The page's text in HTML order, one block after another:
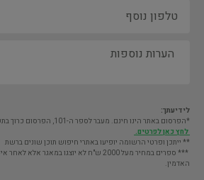
לידיעתך:
*הפרסום באתר הינו חינם. מעבר לספר ה-101, הפרסום כרוך בתשלום שנתי
לחץ כאן לפרטים.
** ייתכן ופרטי הרשומה יופיעו באתרי חיפוש תוכן שונים ברשת
*** ספרים במחיר מעל 2000 ש"ח לא יוצגו במאגר אלא לאחר אישור
האדמין.